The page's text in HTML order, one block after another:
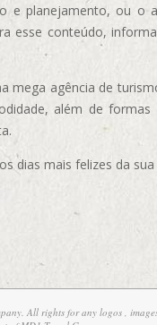
e planejamento, ou o
esse conteúdo,
mega agência de
além de formas
dias mais felizes da sua
All rights for any logos ,